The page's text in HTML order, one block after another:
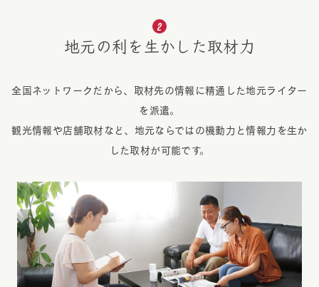
地元の利を生かした取材力
全国ネットワークだから、取材先の情報に精通した地元ライター
を派遣。
観光情報や店舗取材など、地元ならではの機動力と情報力を生か
した取材が可能です。